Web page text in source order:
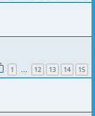
1 … 12 13 14 15